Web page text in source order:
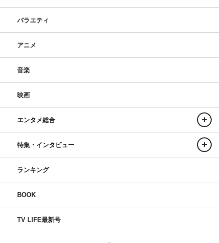
バラエティ
アニメ
音楽
映画
エンタメ総合
特集・インタビュー
ランキング
BOOK
TV LIFE最新号